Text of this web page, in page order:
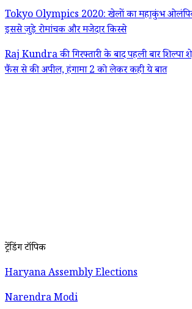
Tokyo Olympics 2020: खेलों का महाकुंभ ओलंपिक
इससे जुड़े रोमांचक और मजेदार किस्से
Raj Kundra की गिरफ्तारी के बाद पहली बार शिल्पा
फैंस से की अपील, हंगामा 2 को लेकर कही ये बात
ट्रेंडिंग टॉपिक
Haryana Assembly Elections
Narendra Modi